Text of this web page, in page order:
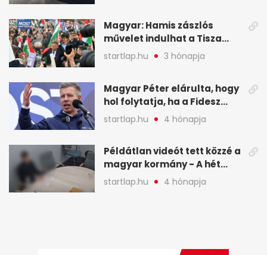
Magyar: Hamis zászlós
művelet indulhat a Tisza
ellen a választás napján - A
hét legfontosabb eseményei
startlap.hu 3 hónapja
Magyar Péter elárulta, hogy
hol folytatja, ha a Fidesz
nyeri a választást - A hét
legfontosabb hírei
startlap.hu 4 hónapja
Példátlan videót tett közzé a
magyar kormány - A hét
legfontosabb hírei
képekben
startlap.hu 4 hónapja